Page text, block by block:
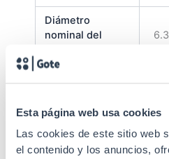
Esta página web usa cookies
Las cookies de este sitio web
el contenido y los anuncios,
Diámetro
nominal del
Construcción
–